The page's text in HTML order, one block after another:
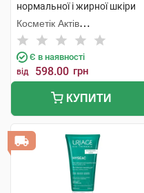
нормальної і жирної шкіри
обличчя та тіла 473 мл 1
флакон
Косметік Актів
Інтернаціональ
Є в наявності
від 598.00 грн
КУПИТИ